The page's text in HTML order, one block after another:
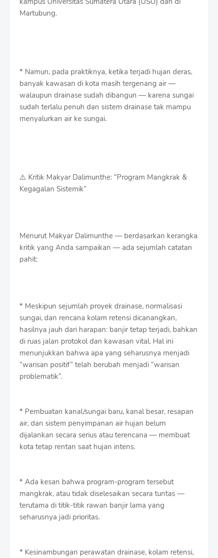
Martubung.
* Namun, pada praktiknya, ketika terjadi hujan deras,
banyak kawasan di kota masih tergenang air —
walaupun drainase sudah dibangun — karena sungai
sudah terlalu penuh dan sistem drainase tak mampu
menyalurkan air ke sungai.
⚠️ Kritik Makyar Dalimunthe: “Program Mangkrak &
Kegagalan Sistemik”
Menurut Makyar Dalimunthe — berdasarkan kerangka
kritik yang Anda sampaikan — ada sejumlah catatan
pahit:
* Meskipun sejumlah proyek drainase, normalisasi
sungai, dan rencana kolam retensi dicanangkan,
hasilnya jauh dari harapan: banjir tetap terjadi, bahkan
di ruas jalan protokol dan kawasan vital. Hal ini
menunjukkan bahwa apa yang seharusnya menjadi
“warisan positif” telah berubah menjadi “warisan
problematik”.
* Pembuatan kanal/sungai baru, kanal besar, resapan
air, dan sistem penyimpanan air hujan belum
dijalankan secara serius atau terencana — membuat
kota tetap rentan saat hujan intens.
* Ada kesan bahwa program-program tersebut
mangkrak, atau tidak diselesaikan secara tuntas —
terutama di titik-titik rawan banjir lama yang
seharusnya jadi prioritas.
* Kesinambungan perawatan drainase, kolam retensi,